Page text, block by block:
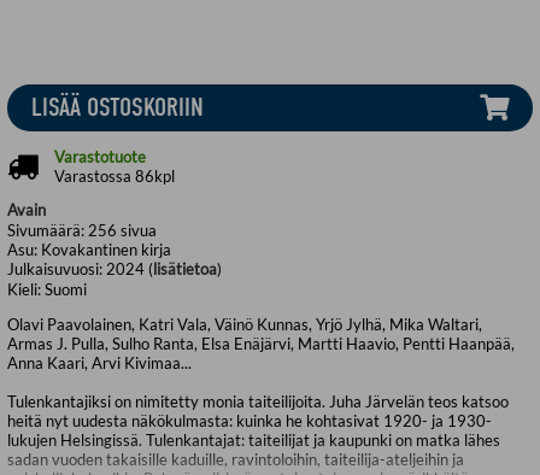
Avain
Sivumäärä:256 sivua
Asu: Kovakantinen kirja
Julkaisuvuosi:2024 (lisätietoa)
Kieli:Suomi
Olavi Paavolainen, Katri Vala, Väinö Kunnas, Yrjö Jylhä, Mika Waltari,
Armas J. Pulla, Sulho Ranta, Elsa Enäjärvi, Martti Haavio, Pentti Haanpää,
Anna Kaari, Arvi Kivimaa...
Tulenkantajiksi on nimitetty monia taiteilijoita. Juha Järvelän teos katsoo
heitä nyt uudesta näkökulmasta: kuinka he kohtasivat 1920- ja 1930-
lukujen Helsingissä. Tulenkantajat: taiteilijat ja kaupunki on matka lähes
sadan vuoden takaisille kaduille, ravintoloihin, taiteilija-ateljeihin ja
LISÄÄ OSTOSKORIIN
Varastotuote
Varastossa 86kpl